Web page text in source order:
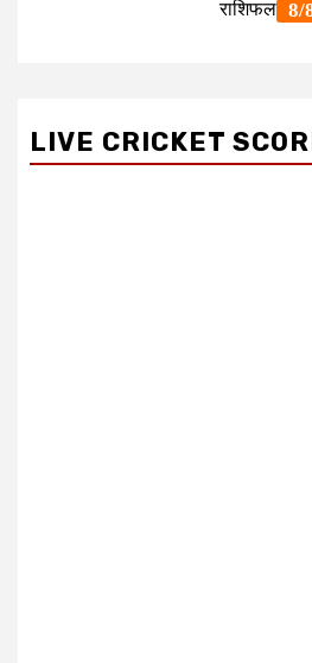
LIVE CRICKET